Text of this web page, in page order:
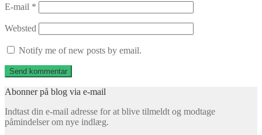
E-mail *
Websted
Notify me of new posts by email.
Abonner på blog via e-mail
Indtast din e-mail adresse for at blive tilmeldt og modtage
påmindelser om nye indlæg.